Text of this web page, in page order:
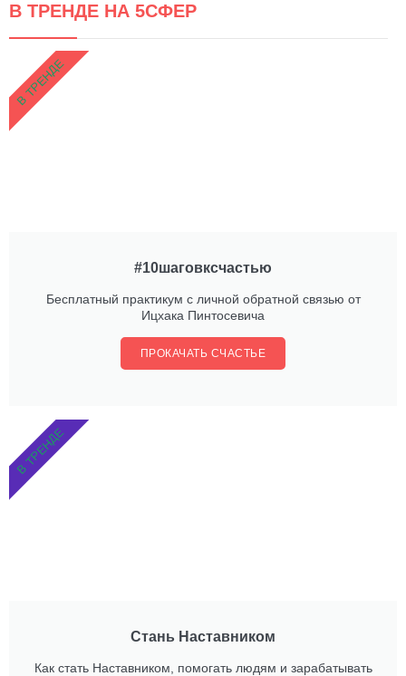
В ТРЕНДЕ НА 5СФЕР
#10шаговксчастью
Бесплатный практикум с личной обратной связью от
Ицхака Пинтосевича
ПРОКАЧАТЬ СЧАСТЬЕ
В ТРЕНДЕ
Стань Наставником
Как стать Наставником, помогать людям и зарабатывать
В ТРЕНДЕ